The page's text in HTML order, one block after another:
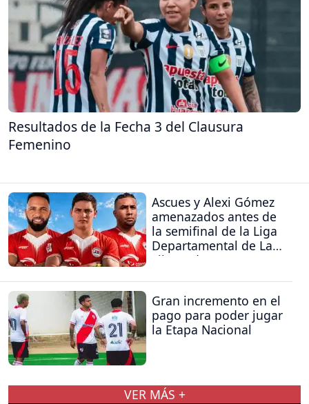
Resultados de la Fecha 3 del Clausura
Femenino
Ascues y Alexi Gómez
amenazados antes de
la semifinal de la Liga
Departamental de La
Libertad
Gran incremento en el
pago para poder jugar
la Etapa Nacional
VER MÁS +